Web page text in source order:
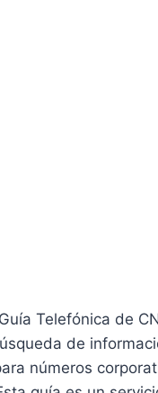
Telefónica de
de
números